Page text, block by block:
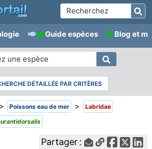
Guide espèces Blog et
DÉTAILLÉE PAR CRITÈRES
> Poissons eau de mer > Labridae
Partager :